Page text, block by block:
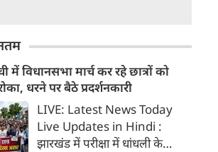
में विधानसभा मार्च कर रहे छात्रों को
धरने पर बैठे प्रदर्शनकारी
LIVE: Latest News Today
Live Updates in Hindi :
झारखंड में परीक्षा में धांधली के